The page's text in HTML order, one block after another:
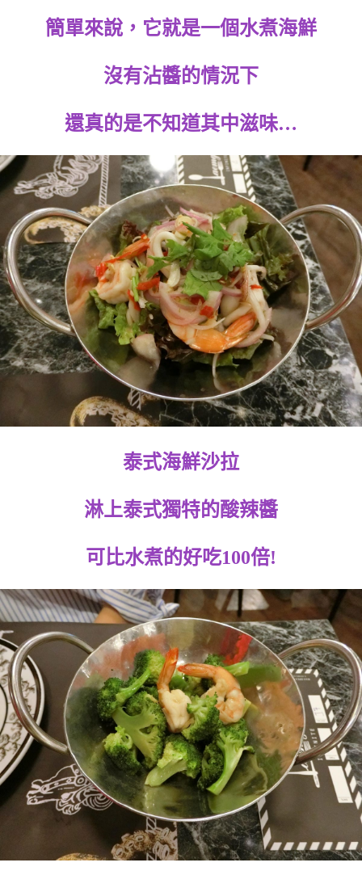
簡單來說，它就是一個水煮海鮮
沒有沾醬的情況下
還真的是不知道其中滋味…
泰式海鮮沙拉
淋上泰式獨特的酸辣醬
可比水煮的好吃100倍!